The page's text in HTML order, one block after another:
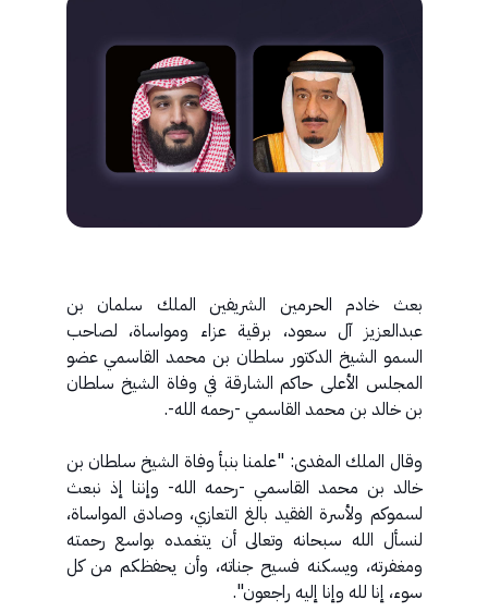
بعث خادم الحرمين الشريفين الملك سلمان بن
عبدالعزيز آل سعود، برقية عزاء ومواساة، لصاحب
السمو الشيخ الدكتور سلطان بن محمد القاسمي عضو
المجلس الأعلى حاكم الشارقة في وفاة الشيخ سلطان
بن خالد بن محمد القاسمي -رحمه الله-.
وقال الملك المفدى: "علمنا بنبأ وفاة الشيخ سلطان بن
خالد بن محمد القاسمي -رحمه الله- وإننا إذ نبعث
لسموكم ولأسرة الفقيد بالغ التعازي، وصادق المواساة،
لنسأل الله سبحانه وتعالى أن يتغمده بواسع رحمته
ومغفرته، ويسكنه فسيح جناته، وأن يحفظكم من كل
سوء، إنا لله وإنا إليه راجعون".